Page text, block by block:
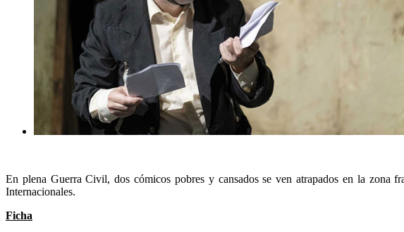
En plena Guerra Civil, dos cómicos pobres y cansados se ven atrapados en la zona
Internacionales.
Ficha